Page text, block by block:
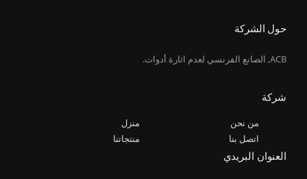
حول الشركة
ACB, الصانع الفرنسي لعدم اثارة أدوات.
شركة
منزل
من نحن
منتجاتنا
اتصل بنا
العنوان البريدي